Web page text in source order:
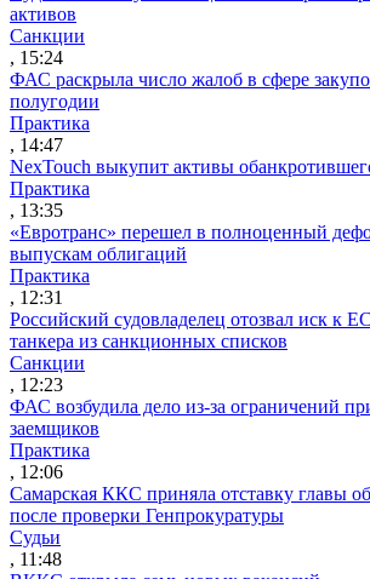
активов
Санкции
, 15:24
ФАС раскрыла число жалоб в сфере
полугодии
Практика
, 14:47
NexTouch выкупит активы
Практика
, 13:35
«Евротранс» перешел в полноценный
выпускам облигаций
Практика
, 12:31
Российский судовладелец отозвал иск к
танкера из санкционных списков
Санкции
, 12:23
ФАС возбудила дело из-за ограничений
заемщиков
Практика
, 12:06
Самарская ККС приняла отставку главы
после проверки Генпрокуратуры
Судьи
, 11:48